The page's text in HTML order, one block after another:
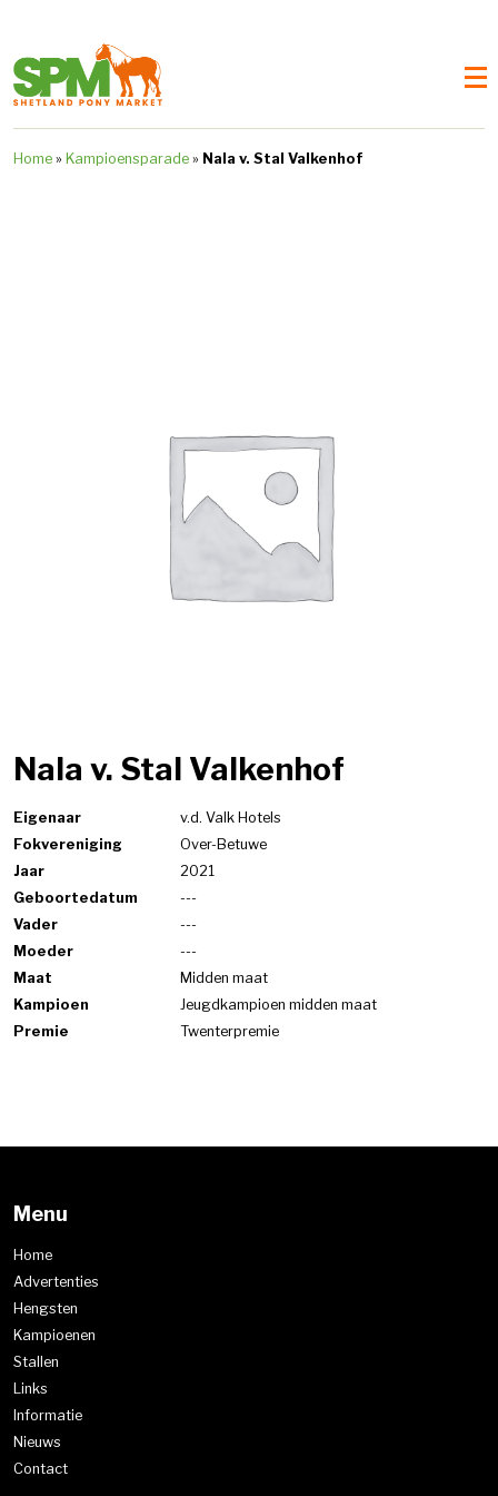
Home » Kampioensparade » Nala v. Stal Valkenhof
Nala v. Stal Valkenhof
Eigenaar
v.d. Valk Hotels
Fokvereniging
Over-Betuwe
Jaar
2021
Geboortedatum
---
Vader
---
Moeder
---
Maat
Midden maat
Kampioen
Jeugdkampioen midden maat
Premie
Twenterpremie
Menu
Home
Advertenties
Hengsten
Kampioenen
Stallen
Links
Informatie
Nieuws
Contact